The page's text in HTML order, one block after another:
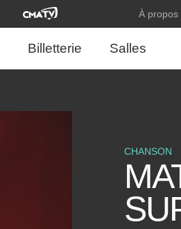
À propos
Billetterie Salles
CHANSON